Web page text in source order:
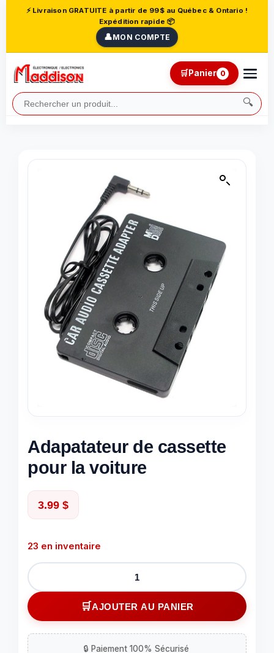
⚡ Livraison GRATUITE à partir de 99$ au Québec & Ontario !
Expédition rapide 📦
👤MON COMPTE
🔍
🛒Panier 0
Adapatateur de cassette
pour la voiture
3.99 $
23 en inventaire
quantité
de
Adapatateur
de
cassette
pour
AJOUTER AU PANIER